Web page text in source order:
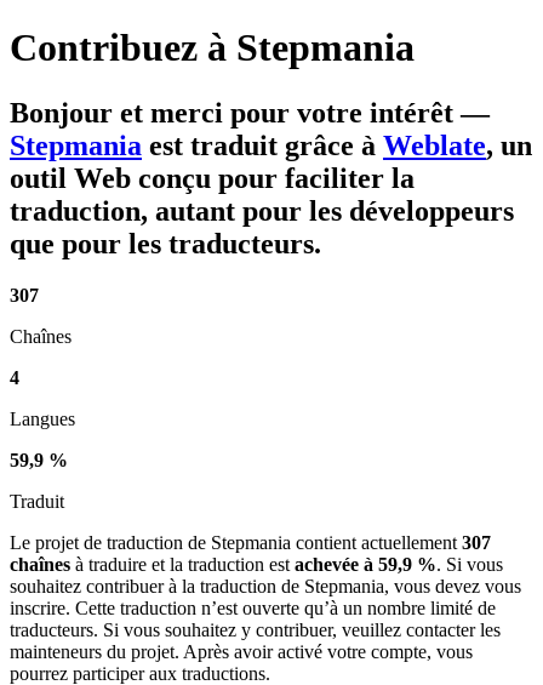
Contribuez à Stepmania
Bonjour et merci pour votre intérêt—
Stepmania est traduit grâce à Weblate, un
outil Web conçu pour faciliter la
traduction, autant pour les développeurs
que pour les traducteurs.
307
Chaînes
4
Langues
59,9 %
Traduit
Le projet de traduction de Stepmania contient actuellement 307
chaînes à traduire et la traduction est achevée à 59,9 %. Si vous
souhaitez contribuer à la traduction de Stepmania, vous devez vous
inscrire. Cette traduction n’est ouverte qu’à un nombre limité de
traducteurs. Si vous souhaitez y contribuer, veuillez contacter les
mainteneurs du projet. Après avoir activé votre compte, vous
pourrez participer aux traductions.